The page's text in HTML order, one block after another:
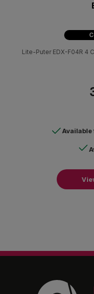
Lite-Puter EDX-F04R 4